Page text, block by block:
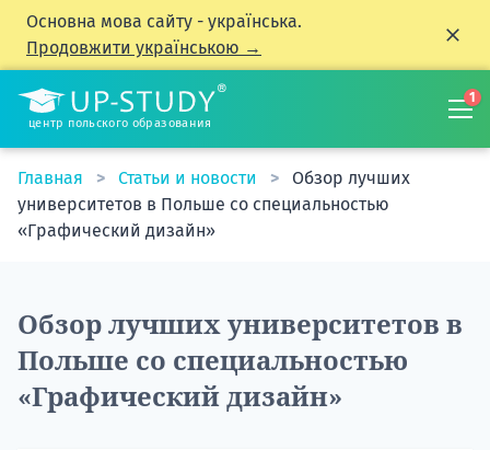
Основна мова сайту - українська.
Продовжити українською →
центр польского образования
1
Главная Статьи и новости
Обзор лучших
университетов в Польше со специальностью
«Графический дизайн»
Обзор лучших университетов в
Польше со специальностью
«Графический дизайн»